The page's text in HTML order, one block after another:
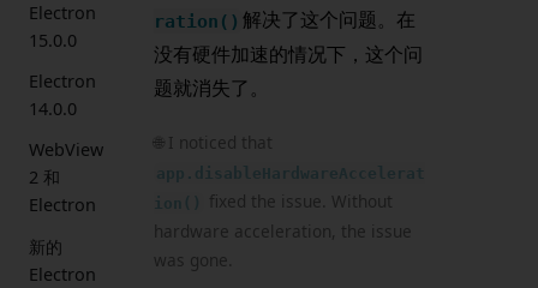
Electron
15.0.0
Electron
14.0.0
WebView
2 和
Electron
新的
Electron
ration() 解决了这个问题。在
没有硬件加速的情况下，这个问
题就消失了。
🌐 I noticed that
app.disableHardwareAccelerat
ion()
fixed the issue. Without
hardware acceleration, the issue
was gone.